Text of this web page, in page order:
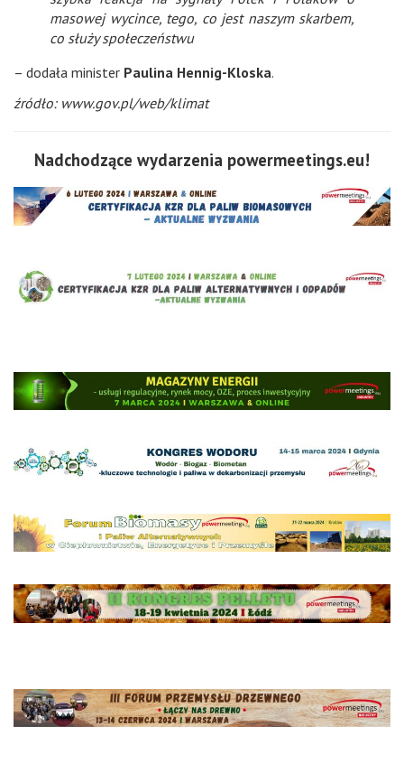
masowej wycince, tego, co jest naszym skarbem,
co służy społeczeństwu
– dodała minister Paulina Hennig-Kloska.
źródło: www.gov.pl/web/klimat
Nadchodzące wydarzenia powermeetings.eu!